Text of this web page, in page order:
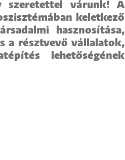
szeretettel várunk! A
keletkező
hasznosítása,
a résztvevő vállalatok,
lehetőségének